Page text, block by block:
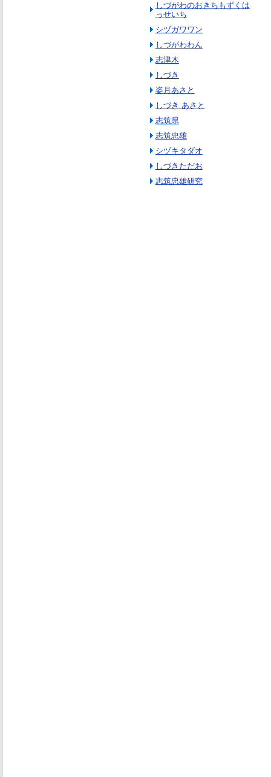
しづがわのおきちもずくは
っせいち
シヅガワワン
しづがわわん
志津木
しづき
姿月あさと
しづき あさと
志筑県
志筑忠雄
シヅキタダオ
しづきただお
志筑忠雄研究